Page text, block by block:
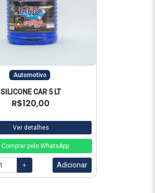
Automotivo
SILICONE CAR 5 LT
R$120,00
Ver detalhes
Comprar pelo WhatsApp
Adicionar